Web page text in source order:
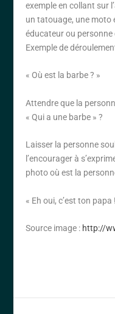
exemple en collant sur
un tatouage, une moto
éducateur ou personne
Exemple de
« Où est la barbe ? »
Attendre que la
« Qui a une barbe » ?
Laisser la personne
l’encourager à
photo où est la
« Eh oui, c’est ton papa
Source image : http://